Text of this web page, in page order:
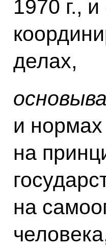
1970 г., и
делах,
и
на
на